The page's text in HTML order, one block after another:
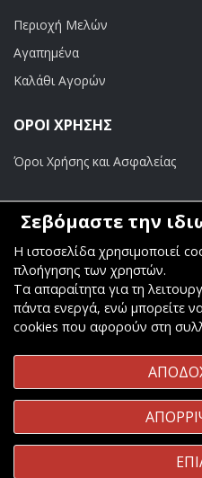
Περιοχή Μελών
Αγαπημένα
Καλάθι Αγορών
ΟΡΟΙ ΧΡΗΣΗΣ
Όροι Χρήσης και Ασφαλείας
ΠΛΗΡΩΜΕΣ
Τραπεζικοί Λογαριασμοί
Σεβόμαστε την
Η ιστοσελίδα χρησιμοποιεί
πλοήγησης των χρηστών.
Τα απαραίτητα για τη
πάντα ενεργά, ενώ μπορείτε
cookies που αφορούν στη